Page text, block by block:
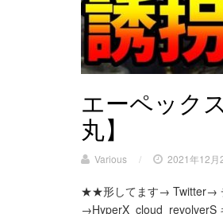
エーペック
丸】
Various / 2021年12月
★★形してます→ Twitter→